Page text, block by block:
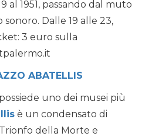
al 1951, passando dal muto
sonoro. Dalle 19 alle 23,
3 euro sulla
ABATELLIS
uno dei musei più
è un condensato di
della Morte e